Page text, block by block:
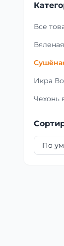
Все
Икра
Чехонь